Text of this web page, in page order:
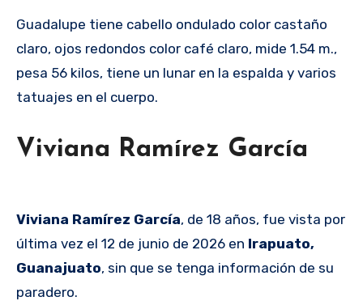
Guadalupe tiene cabello ondulado color castaño
claro, ojos redondos color café claro, mide 1.54 m.,
pesa 56 kilos, tiene un lunar en la espalda y varios
tatuajes en el cuerpo.
Viviana Ramírez García
Viviana Ramírez García, de 18 años, fue vista por
última vez el 12 de junio de 2026 en Irapuato,
Guanajuato, sin que se tenga información de su
paradero.